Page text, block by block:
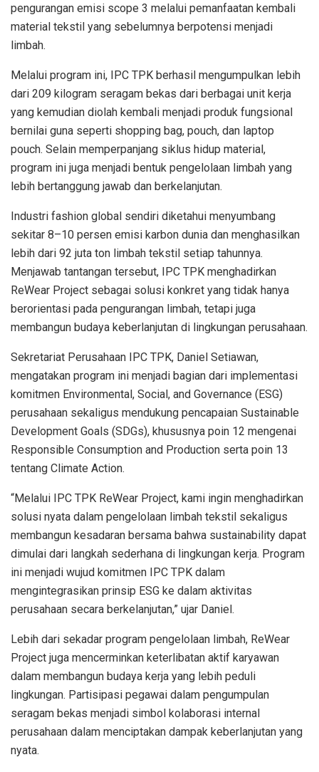
pengurangan emisi scope 3 melalui pemanfaatan kembali
material tekstil yang sebelumnya berpotensi menjadi
limbah.
Melalui program ini, IPC TPK berhasil mengumpulkan lebih
dari 209 kilogram seragam bekas dari berbagai unit kerja
yang kemudian diolah kembali menjadi produk fungsional
bernilai guna seperti shopping bag, pouch, dan laptop
pouch. Selain memperpanjang siklus hidup material,
program ini juga menjadi bentuk pengelolaan limbah yang
lebih bertanggung jawab dan berkelanjutan.
Industri fashion global sendiri diketahui menyumbang
sekitar 8–10 persen emisi karbon dunia dan menghasilkan
lebih dari 92 juta ton limbah tekstil setiap tahunnya.
Menjawab tantangan tersebut, IPC TPK menghadirkan
ReWear Project sebagai solusi konkret yang tidak hanya
berorientasi pada pengurangan limbah, tetapi juga
membangun budaya keberlanjutan di lingkungan perusahaan.
Sekretariat Perusahaan IPC TPK, Daniel Setiawan,
mengatakan program ini menjadi bagian dari implementasi
komitmen Environmental, Social, and Governance (ESG)
perusahaan sekaligus mendukung pencapaian Sustainable
Development Goals (SDGs), khususnya poin 12 mengenai
Responsible Consumption and Production serta poin 13
tentang Climate Action.
“Melalui IPC TPK ReWear Project, kami ingin menghadirkan
solusi nyata dalam pengelolaan limbah tekstil sekaligus
membangun kesadaran bersama bahwa sustainability dapat
dimulai dari langkah sederhana di lingkungan kerja. Program
ini menjadi wujud komitmen IPC TPK dalam
mengintegrasikan prinsip ESG ke dalam aktivitas
perusahaan secara berkelanjutan,” ujar Daniel.
Lebih dari sekadar program pengelolaan limbah, ReWear
Project juga mencerminkan keterlibatan aktif karyawan
dalam membangun budaya kerja yang lebih peduli
lingkungan. Partisipasi pegawai dalam pengumpulan
seragam bekas menjadi simbol kolaborasi internal
perusahaan dalam menciptakan dampak keberlanjutan yang
nyata.